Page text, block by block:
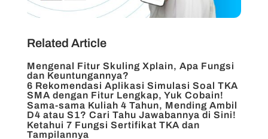
Related Article
Mengenal Fitur Skuling Xplain, Apa Fungsi
dan Keuntungannya?
6 Rekomendasi Aplikasi Simulasi Soal TKA
SMA dengan Fitur Lengkap, Yuk Cobain!
Sama-sama Kuliah 4 Tahun, Mending Ambil
D4 atau S1? Cari Tahu Jawabannya di Sini!
Ketahui 7 Fungsi Sertifikat TKA dan
Tampilannya